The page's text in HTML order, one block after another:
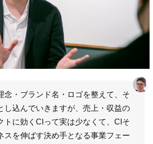
念・ブランド名・ロゴを整えて、そ
し込んでいきますが、売上・収益の
トに効くCIって実は少なくて、CIそ
スを伸ばす決め手となる事業フェー